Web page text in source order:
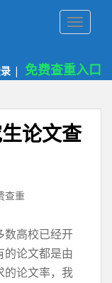
| 免费查重入口
论文查
查重
数高校已经开
的论文都是由
的论文率，我